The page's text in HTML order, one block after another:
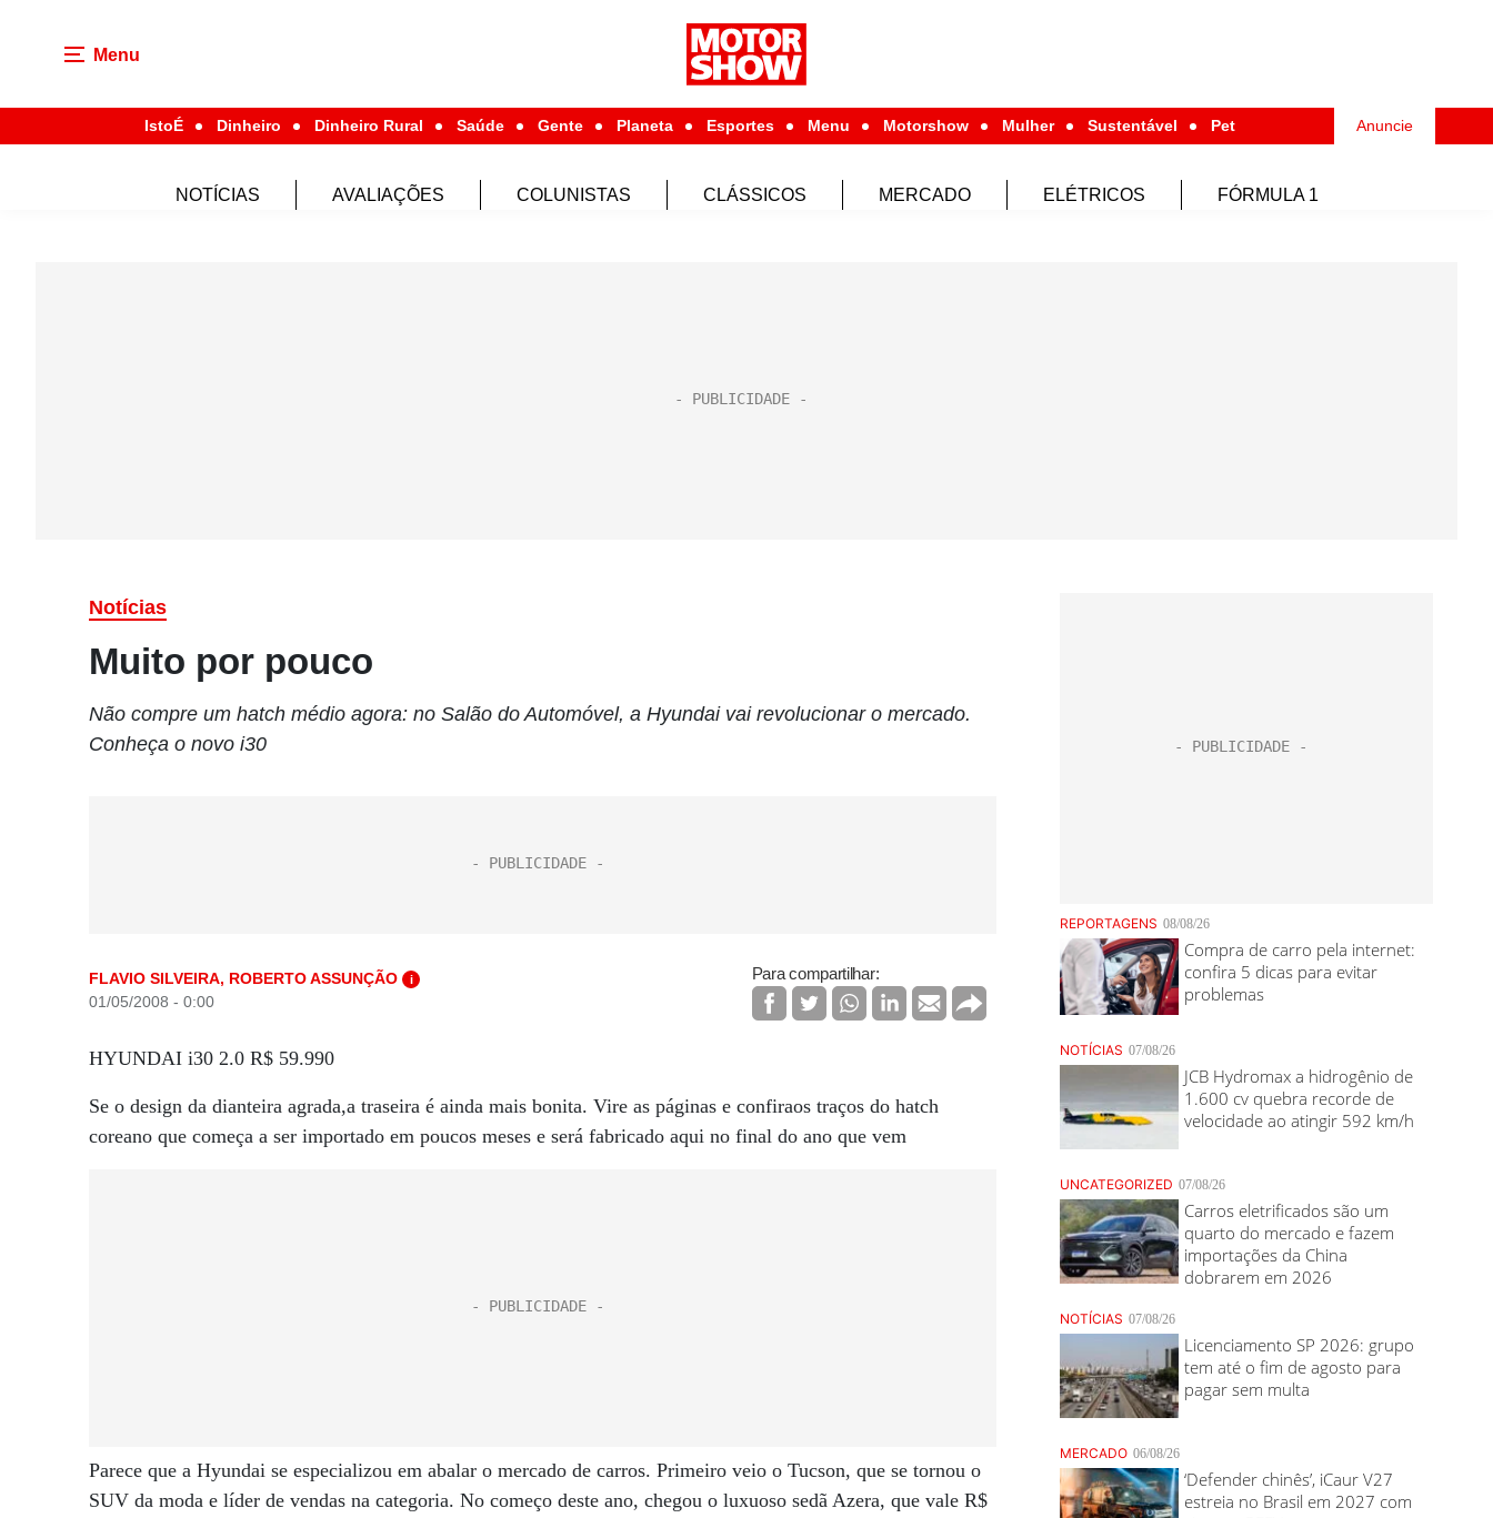
Menu
IstoÉ Dinheiro Dinheiro Rural Saúde Gente Planeta Esportes Menu Motorshow Mulher Sustentável Pet Anuncie
NOTÍCIAS AVALIAÇÕES COLUNISTAS CLÁSSICOS MERCADO ELÉTRICOS FÓRMULA 1
Notícias
Muito por pouco
Não compre um hatch médio agora: no Salão do Automóvel, a Hyundai vai revolucionar o mercado.
Conheça o novo i30
FLAVIO SILVEIRA, ROBERTO ASSUNÇÃO i
01/05/2008 - 0:00
Para compartilhar:
HYUNDAI i30 2.0 R$ 59.990
Se o design da dianteira agrada,a traseira é ainda mais bonita. Vire as páginas e confiraos traços do hatch
coreano que começa a ser importado em poucos meses e será fabricado aqui no final do ano que vem
Parece que a Hyundai se especializou em abalar o mercado de carros. Primeiro veio o Tucson, que se tornou o
SUV da moda e líder de vendas na categoria. No começo deste ano, chegou o luxuoso sedã Azera, que vale R$